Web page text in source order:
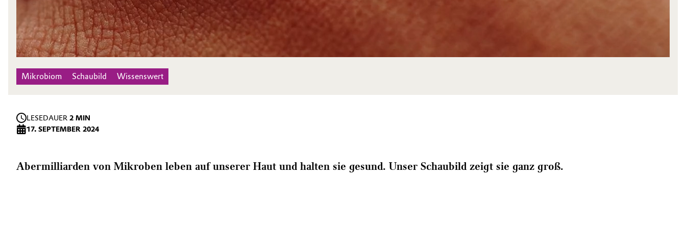
Mikrobiom Schaubild Wissenswert
LESEDAUER 2 MIN
17. SEPTEMBER 2024
Abermilliarden von Mikroben leben auf unserer Haut und halten sie gesund. Unser Schaubild zeigt sie ganz groß.